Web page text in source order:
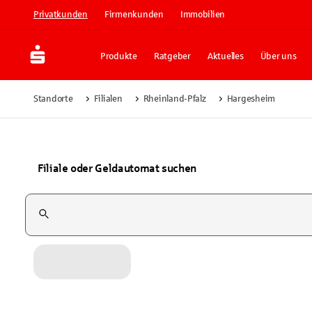
Privatkunden Firmenkunden Immobilien
Produkte Ratgeber Aktuelles Über uns
Standorte Filialen Rheinland-Pfalz Hargesheim
Filiale oder Geldautomat suchen
Suchfeld